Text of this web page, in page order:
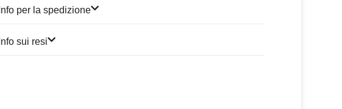
Info per la spedizione
Info sui resi